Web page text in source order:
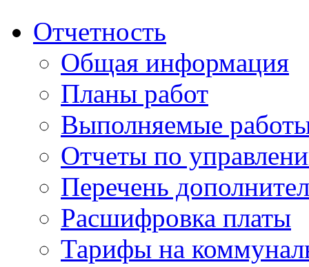
Отчетность
Общая информация
Планы работ
Выполняемые
Отчеты по
Перечень
Расшифровка платы
Тарифы на